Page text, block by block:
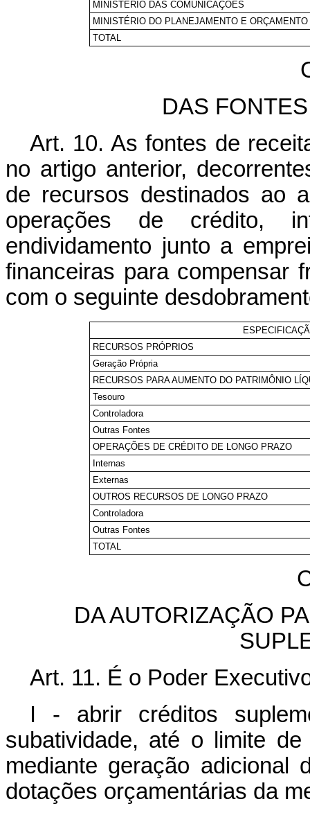
MINISTÉRIO DAS COMUNICAÇÕES
MINISTÉRIO DO PLANEJAMENTO E ORÇAMENTO
TOTAL
DAS
Art. 10. As fontes de
no artigo anterior,
de recursos destinados ao
operações de crédito,
endividamento junto a
financeiras para compensar
com o seguinte
RECURSOS PRÓPRIOS
Geração Própria
RECURSOS PARA AUMENTO DO PATRIMÔNIO
Tesouro
Controladora
Outras Fontes
OPERAÇÕES DE CRÉDITO DE LONGO PRAZO
Internas
Externas
OUTROS RECURSOS DE LONGO PRAZO
Controladora
Outras Fontes
TOTAL
DA AUTORIZAÇÃO
Art. 11. É o Poder
I - abrir créditos
subatividade, até o limite de
mediante geração adicional
dotações orçamentárias da